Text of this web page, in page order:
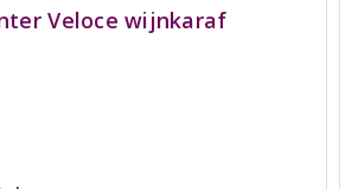
Veloce wijnkaraf